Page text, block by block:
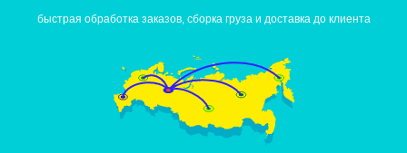
быстрая обработка заказов, сборка груза и доставка до клиента